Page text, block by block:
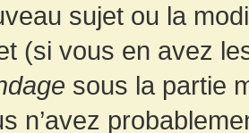
sujet ou la
(si vous en avez
sous la partie
n’avez